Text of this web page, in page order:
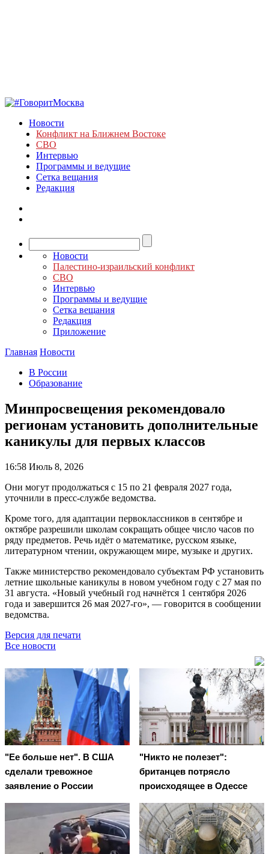
Новости
Конфликт на Ближнем Востоке
СВО
Интервью
Программы и ведущие
Сетка вещания
Редакция
Новости
Палестино-израильский конфликт
СВО
Интервью
Программы и ведущие
Сетка вещания
Редакция
Приложение
Главная Новости
В России
Образование
Минпросвещения рекомендовало
регионам установить дополнительные
каникулы для первых классов
16:58 Июль 8, 2026
Они могут продолжаться с 15 по 21 февраля 2027 года,
уточнили в пресс-службе ведомства.
Кроме того, для адаптации первоклассников в сентябре и
октябре разрешили школам сокращать общее число часов по
ряду предметов. Речь идёт о математике, русском языке,
литературном чтении, окружающем мире, музыке и других.
Также министерство рекомендовало субъектам РФ установить
летние школьные каникулы в новом учебном году с 27 мая по
31 августа. «Новый учебный год начнётся 1 сентября 2026
года и завершится 26 мая 2027-го», — говорится в сообщении
ведомства.
Версия для печати
Все новости
"Ее больше нет". В США
сделали тревожное
заявление о России
"Никто не полезет":
британцев потрясло
происходящее в Одессе